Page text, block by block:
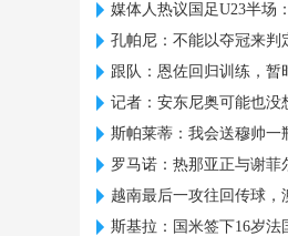
媒体人热议国足U23半场
孔帕尼：不能以夺冠来判
跟队：恩佐回归训练，
记者：安东尼奥可能也没
斯帕莱蒂：我会送穆帅一
罗马诺：热那亚正与谢
越南最后一攻往回传球，
斯基拉：国米签下16岁法